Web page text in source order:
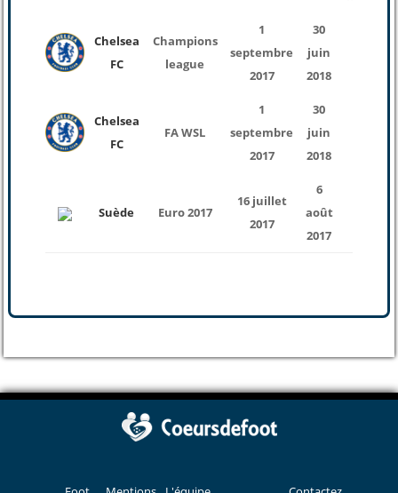
Chelsea
FC
Champions
league
1
septembre
2017
30
juin
2018
Chelsea
FC
FA WSL
1
septembre
2017
30
juin
2018
Suède Euro 2017
16 juillet
2017
6
août
2017